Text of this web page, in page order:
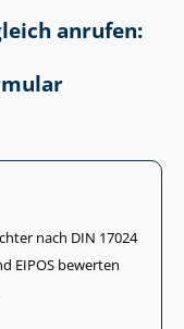
anrufen:
nach DIN 17024
EIPOS bewerten